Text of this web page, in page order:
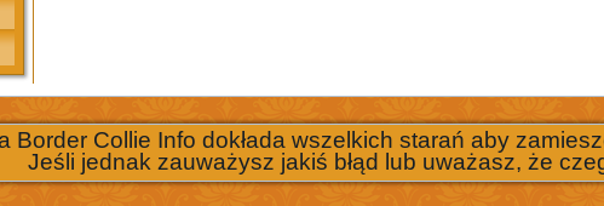
Border Collie Info dokłada wszelkich starań aby
Jeśli jednak zauważysz jakiś błąd lub uważasz, że